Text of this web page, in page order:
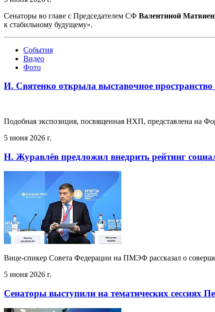
Сенаторы во главе с Председателем СФ Валентиной
к стабильному будущему».
События
Видео
Фото
И. Святенко открыла выставочное
Подобная экспозиция, посвященная НХП, представлена на
5 июня 2026 г.
Н. Журавлёв предложил внедрить рейтинг
Вице-спикер Совета Федерации на ПМЭФ рассказал о
5 июня 2026 г.
Сенаторы выступили на тематических сессиях